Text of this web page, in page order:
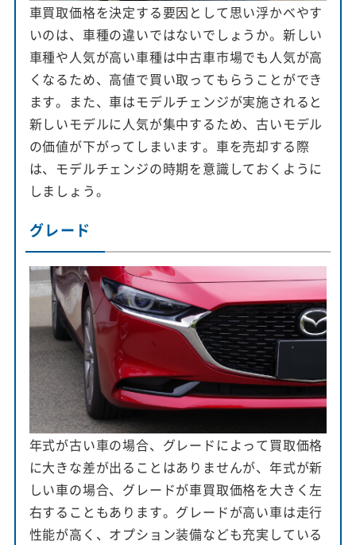
車買取価格を決定する要因として思い浮かべやす
いのは、車種の違いではないでしょうか。新しい
車種や人気が高い車種は中古車市場でも人気が高
くなるため、高値で買い取ってもらうことができ
ます。また、車はモデルチェンジが実施されると
新しいモデルに人気が集中するため、古いモデル
の価値が下がってしまいます。車を売却する際
は、モデルチェンジの時期を意識しておくように
しましょう。
グレード
年式が古い車の場合、グレードによって買取価格
に大きな差が出ることはありませんが、年式が新
しい車の場合、グレードが車買取価格を大きく左
右することもあります。グレードが高い車は走行
性能が高く、オプション装備なども充実している